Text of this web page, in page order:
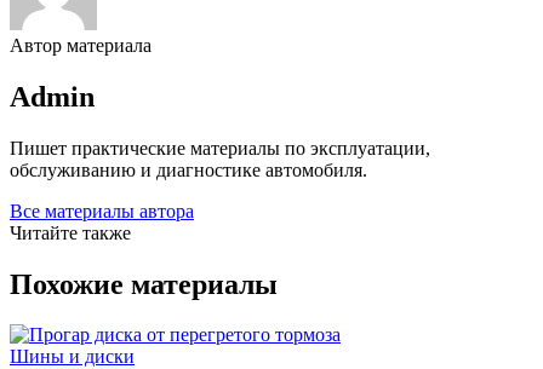
Автор материала
Admin
Пишет практические материалы по эксплуатации,
обслуживанию и диагностике автомобиля.
Все материалы автора
Читайте также
Похожие материалы
Шины и диски